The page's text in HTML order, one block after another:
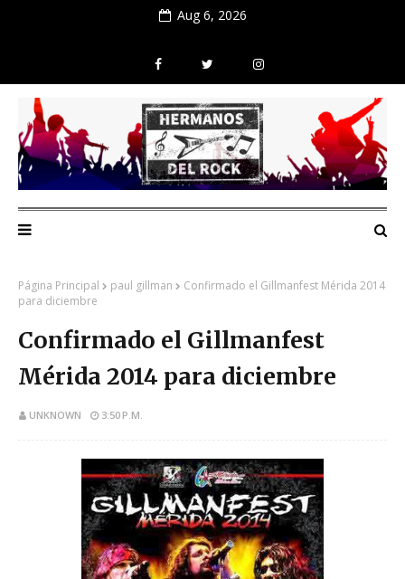
Aug 6, 2026
Página Principal paul gillman
Confirmado el Gillmanfest Mérida 2014
para diciembre
Confirmado el Gillmanfest
Mérida 2014 para diciembre
UNKNOWN 3:50 P.M.